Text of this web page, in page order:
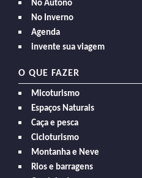
No Autono
No Inverno
Agenda
invente sua viagem
O QUE FAZER
Micoturismo
Espaços Naturais
Caça e pesca
Cicloturismo
Montanha e Neve
Rios e barragens